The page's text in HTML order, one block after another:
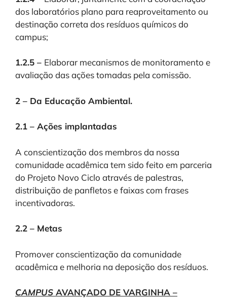
dos laboratórios plano para reaproveitamento ou
destinação correta dos resíduos químicos do
campus;
1.2.5 – Elaborar mecanismos de monitoramento e
avaliação das ações tomadas pela comissão.
2 – Da Educação Ambiental.
2.1 – Ações implantadas
A conscientização dos membros da nossa
comunidade acadêmica tem sido feito em parceria
do Projeto Novo Ciclo através de palestras,
distribuição de panfletos e faixas com frases
incentivadoras.
2.2 – Metas
Promover conscientização da comunidade
acadêmica e melhoria na deposição dos resíduos.
CAMPUS AVANÇADO DE VARGINHA –